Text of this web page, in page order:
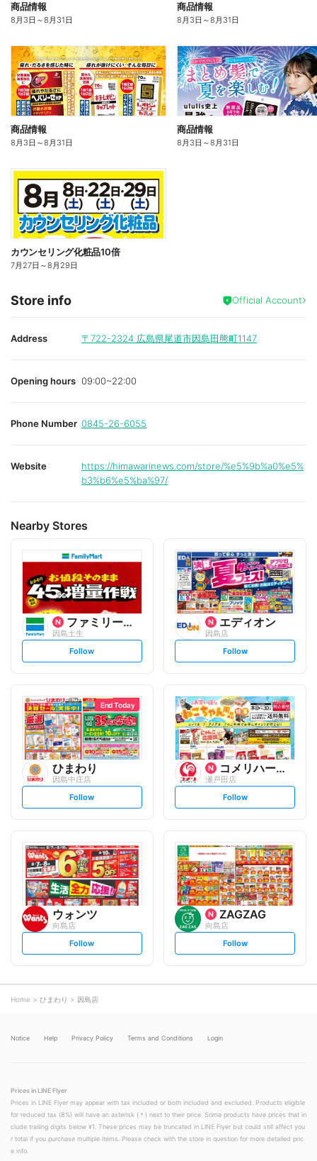
商品情報
8月3日 ～8月31日
商品情報
8月3日 ～8月31日
商品情報
8月3日 ～8月31日
商品情報
8月3日 ～8月31日
カウンセリング化粧品10倍
7月27日 ～8月29日
Store info Official Account
Address 〒722-2324 広島県尾道市因島田熊町1147
Opening hours 09:00~22:00
Phone Number 0845-26-6055
Website
https://himawarinews.com/store/%e5%9b%a0%e5%
b3%b6%e5%ba%97/
Nearby Stores
ファミリーマート
因島土生
s
t
l
o
w
Follow
エディオン
因島店
s
t
l
o
w
Follow
End Today
ひまわり
因島中庄店
s
t
o
w
Follow
コメリハード&グリーン
瀬戸田店
s
t
o
Follow
ウォンツ
向島店
s
t
o
w
Follow
ZAGZAG
向島店
s
t
Follow
Home ひまわり 因島店
Notice Help Privacy Policy Terms and Conditions Login
Prices in LINE Flyer
Prices in LINE Flyer may appear with tax included or both included and excluded. Products eligible
for reduced tax (8%) will have an asterisk (＊) next to their price. Some products have prices that in
clude trailing digits below ¥1. These prices may be truncated in LINE Flyer but could still affect you
r total if you purchase multiple items. Please check with the store in question for more detailed pric
e info.